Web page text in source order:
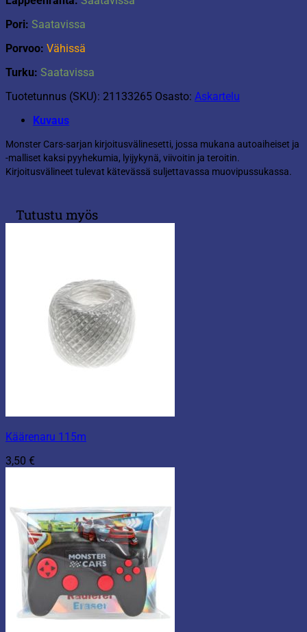
Pori: Saatavissa
Porvoo: Vähissä
Turku: Saatavissa
Tuotetunnus (SKU): 21133265 Osasto: Askartelu
Kuvaus
Monster Cars-sarjan kirjoitusvälinesetti, jossa mukana autoaiheiset ja
-malliset kaksi pyyhekumia, lyijykynä, viivoitin ja teroitin.
Kirjoitusvälineet tulevat kätevässä suljettavassa muovipussukassa.
Tutustu myös
Käärenaru 115m
3,50 €